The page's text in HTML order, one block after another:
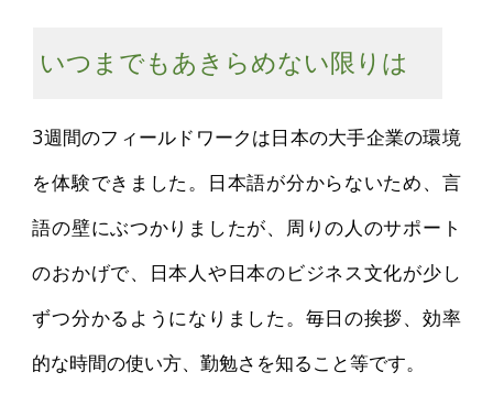
いつまでもあきらめない限りは
3週間のフィールドワークは日本の大手企業の環境
を体験できました。日本語が分からないため、言
語の壁にぶつかりましたが、周りの人のサポート
のおかげで、日本人や日本のビジネス文化が少し
ずつ分かるようになりました。毎日の挨拶、効率
的な時間の使い方、勤勉さを知ること等です。